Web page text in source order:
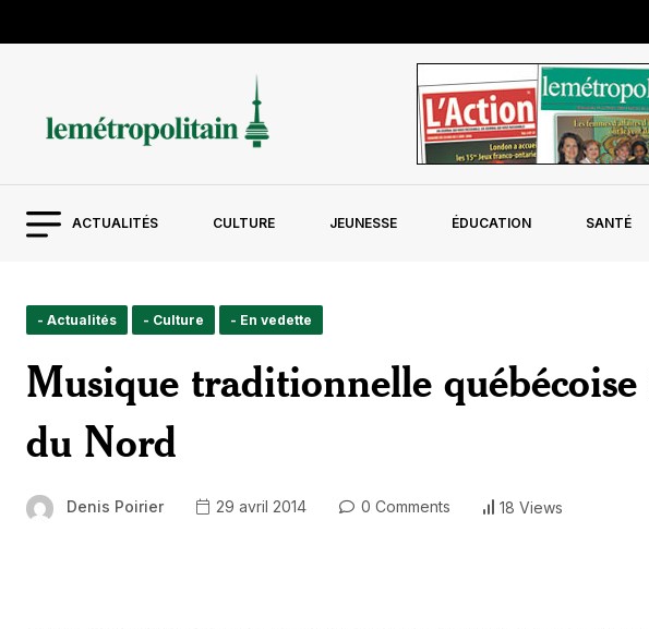
ACTUALITÉS CULTURE JEUNESSE ÉDUCATION SANTÉ
- Actualités - Culture - En vedette
Musique traditionnelle
du Nord
Denis Poirier 29 avril 2014 0 Comments 18 Views